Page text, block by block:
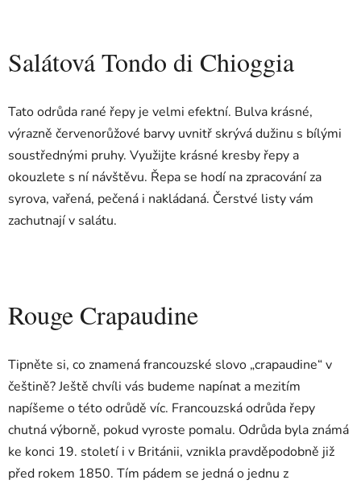
Salátová Tondo di Chioggia
Tato odrůda rané řepy je velmi efektní. Bulva krásné,
výrazně červenorůžové barvy uvnitř skrývá dužinu s bílými
soustřednými pruhy. Využijte krásné kresby řepy a
okouzlete s ní návštěvu. Řepa se hodí na zpracování za
syrova, vařená, pečená i nakládaná. Čerstvé listy vám
zachutnají v salátu.
Rouge Crapaudine
Tipněte si, co znamená francouzské slovo „crapaudine“ v
češtině? Ještě chvíli vás budeme napínat a mezitím
napíšeme o této odrůdě víc. Francouzská odrůda řepy
chutná výborně, pokud vyroste pomalu. Odrůda byla známá
ke konci 19. století i v Británii, vznikla pravděpodobně již
před rokem 1850. Tím pádem se jedná o jednu z